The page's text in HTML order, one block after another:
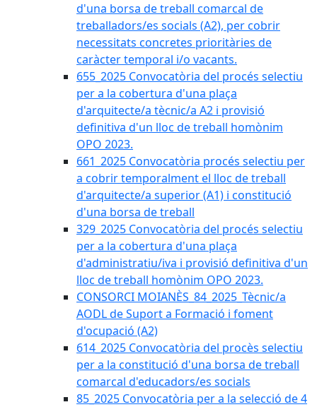
d'una borsa de treball comarcal de
treballadors/es socials (A2), per cobrir
necessitats concretes prioritàries de
caràcter temporal i/o vacants.
655_2025 Convocatòria del procés selectiu
per a la cobertura d'una plaça
d'arquitecte/a tècnic/a A2 i provisió
definitiva d'un lloc de treball homònim
OPO 2023.
661_2025 Convocatòria procés selectiu per
a cobrir temporalment el lloc de treball
d'arquitecte/a superior (A1) i constitució
d'una borsa de treball
329_2025 Convocatòria del procés selectiu
per a la cobertura d'una plaça
d'administratiu/iva i provisió definitiva d'un
lloc de treball homònim OPO 2023.
CONSORCI MOIANÈS_84_2025_Tècnic/a
AODL de Suport a Formació i foment
d'ocupació (A2)
614_2025 Convocatòria del procès selectiu
per a la constitució d'una borsa de treball
comarcal d'educadors/es socials
85_2025 Convocatòria per a la selecció de 4